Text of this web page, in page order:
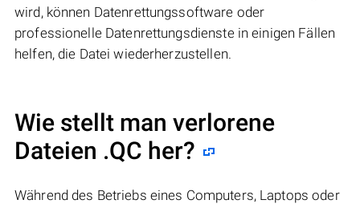
wird, können Datenrettungssoftware oder
professionelle Datenrettungsdienste in einigen Fällen
helfen, die Datei wiederherzustellen.
Wie stellt man verlorene
Dateien .QC her?
Während des Betriebs eines Computers, Laptops oder